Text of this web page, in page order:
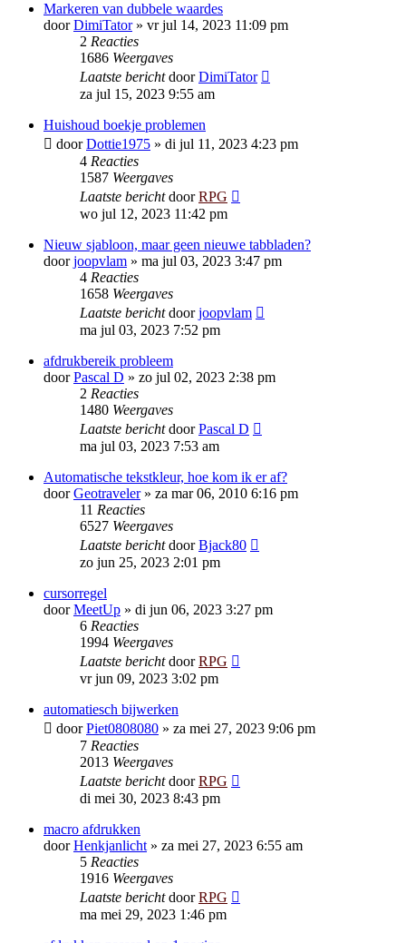
Markeren van dubbele waardes
doorDimiTator» vr jul 14, 2023 11:09 pm
2 Reacties
1686 Weergaves
Laatste berichtdoorDimiTator
za jul 15, 2023 9:55 am
Huishoud boekje problemen
doorDottie1975 » di jul 11, 2023 4:23 pm
4 Reacties
1587 Weergaves
Laatste berichtdoorRPG
wo jul 12, 2023 11:42 pm
Nieuw sjabloon, maar geen nieuwe tabbladen?
doorjoopvlam » ma jul 03, 2023 3:47 pm
4 Reacties
1658 Weergaves
Laatste berichtdoorjoopvlam
ma jul 03, 2023 7:52 pm
afdrukbereik probleem
doorPascal D » zo jul 02, 2023 2:38 pm
2 Reacties
1480 Weergaves
Laatste berichtdoorPascal D
ma jul 03, 2023 7:53 am
Automatische tekstkleur, hoe kom ik er af?
doorGeotraveler» za mar 06, 2010 6:16 pm
11 Reacties
6527 Weergaves
Laatste berichtdoorBjack80
zo jun 25, 2023 2:01 pm
cursorregel
doorMeetUp » di jun 06, 2023 3:27 pm
6 Reacties
1994 Weergaves
Laatste berichtdoorRPG
vr jun 09, 2023 3:02 pm
automatiesch bijwerken
doorPiet0808080 » za mei 27, 2023 9:06 pm
7 Reacties
2013 Weergaves
Laatste berichtdoorRPG
di mei 30, 2023 8:43 pm
macro afdrukken
doorHenkjanlicht » za mei 27, 2023 6:55 am
5 Reacties
1916 Weergaves
Laatste berichtdoorRPG
ma mei 29, 2023 1:46 pm